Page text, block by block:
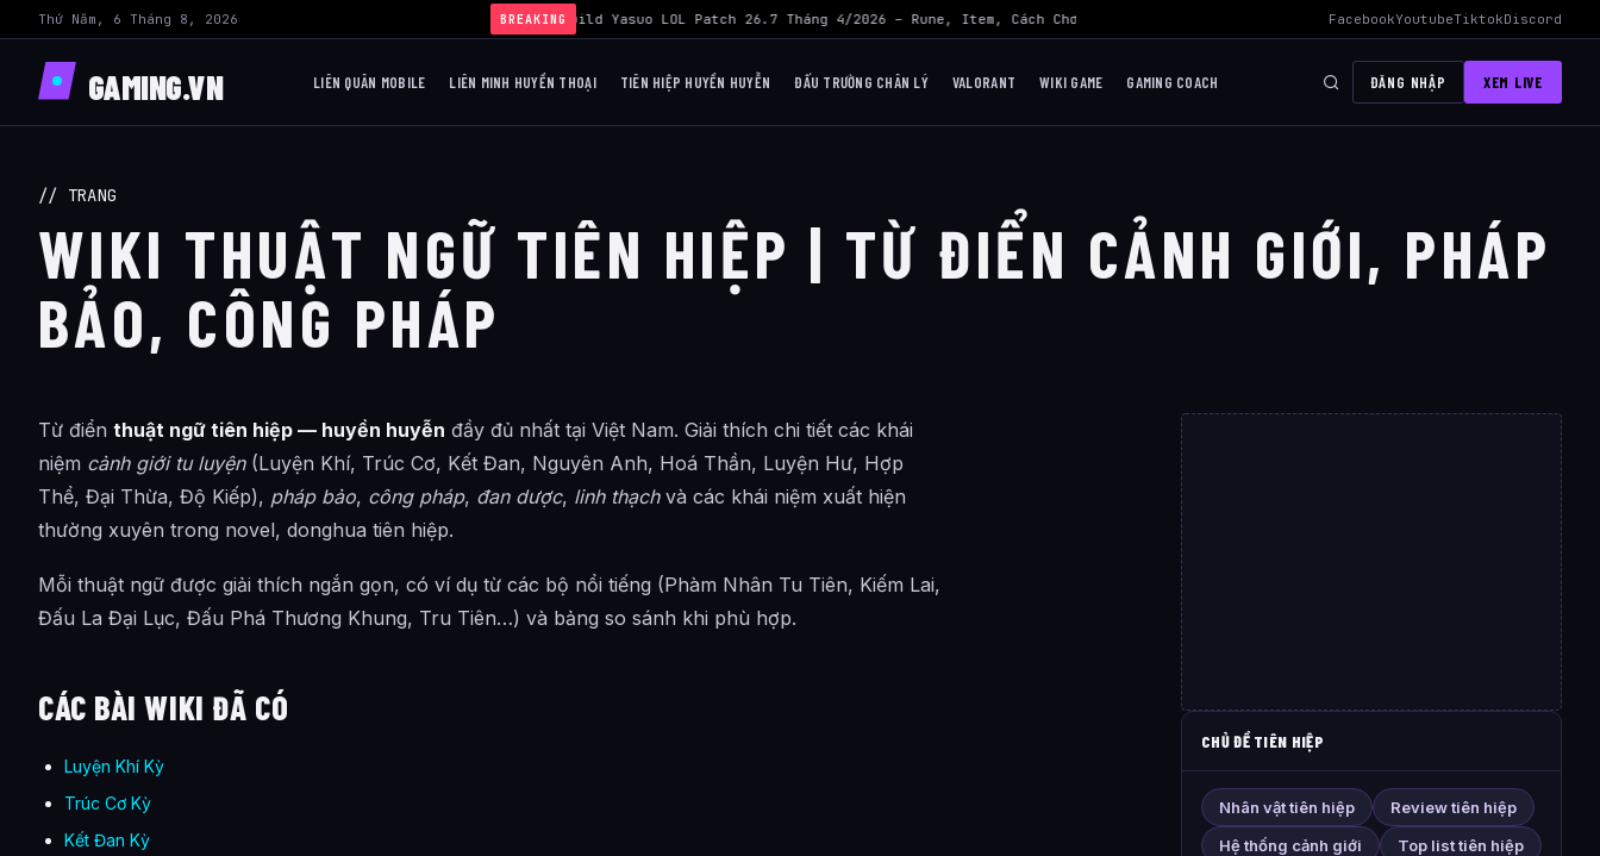
Thứ Năm, 6 Tháng 8, 2026 BREAKING
› Build Yasuo LOL Patch 26.7 Tháng 4/2026 – Rune, Item, Cách Chơi Mid Hiệu Quả Nhất AWC 2026 Liên Quân Mobile – Lịch Thi
FacebookYoutubeTiktokDiscord
GAMING.VN LIÊN QUÂN MOBILE LIÊN MINH HUYỀN THOẠI TIÊN HIỆP HUYỀN HUYỄN ĐẤU TRƯỜNG CHÂN LÝ VALORANT WIKI GAME GAMING COACH ĐĂNG NHẬP XEM LIVE
// TRANG
WIKI THUẬT NGỮ TIÊN HIỆP | TỪ ĐIỂN CẢNH GIỚI, PHÁP
BẢO, CÔNG PHÁP
Từ điển thuật ngữ tiên hiệp — huyền huyễn đầy đủ nhất tại Việt Nam. Giải thích chi tiết các khái
niệm cảnh giới tu luyện(Luyện Khí, Trúc Cơ, Kết Đan, Nguyên Anh, Hoá Thần, Luyện Hư, Hợp
Thể, Đại Thừa, Độ Kiếp), pháp bảo, công pháp, đan dược, linh thạchvà các khái niệm xuất hiện
thường xuyên trong novel, donghua tiên hiệp.
Mỗi thuật ngữ được giải thích ngắn gọn, có ví dụ từ các bộ nổi tiếng (Phàm Nhân Tu Tiên, Kiếm Lai,
Đấu La Đại Lục, Đấu Phá Thương Khung, Tru Tiên…) và bảng so sánh khi phù hợp.
CÁC BÀI WIKI ĐÃ CÓ
Luyện Khí Kỳ
Trúc Cơ Kỳ
Kết Đan Kỳ
CHỦ ĐỀ TIÊN HIỆP
Nhân vật tiên hiệp
Review tiên hiệp
Hệ thống cảnh giới
Top list tiên hiệp